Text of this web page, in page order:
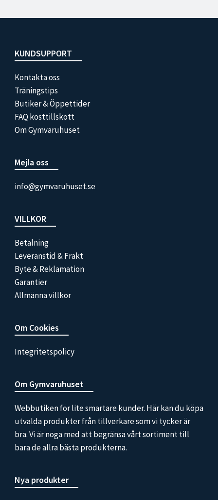
Footer
KUNDSUPPORT
Kontakta oss
Träningstips
Butiker & Öppettider
FAQ kosttillskott
Om Gymvaruhuset
Mejla oss
info@gymvaruhuset.se
VILLKOR
Betalning
Leveranstid & Frakt
Byte & Reklamation
Garantier
Allmänna villkor
Om Cookies
Integritetspolicy
Om Gymvaruhuset
Webbutiken för lite smartare kunder. Här kan du köpa
utvalda produkter från tillverkare som vi tycker är
bra. Vi är noga med att begränsa vårt sortiment till
bara de allra bästa produkterna.
Nya produkter